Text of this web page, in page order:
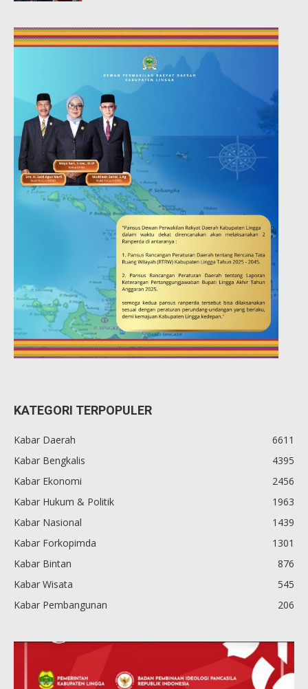
KATEGORI TERPOPULER
Kabar Daerah
6611
Kabar Bengkalis
4395
Kabar Ekonomi
2456
Kabar Hukum & Politik
1963
Kabar Nasional
1439
Kabar Forkopimda
1301
Kabar Bintan
876
Kabar Wisata
545
Kabar Pembangunan
206